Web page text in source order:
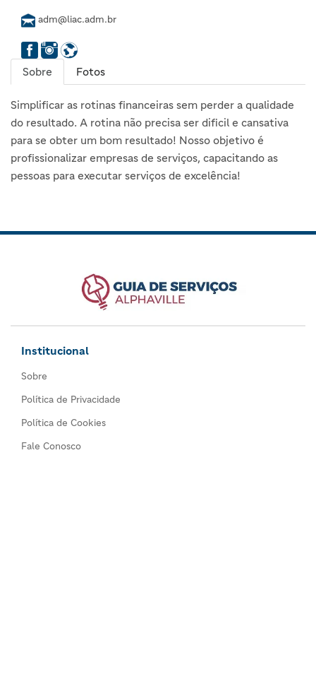
adm@liac.adm.br
Sobre Fotos
Simplificar as rotinas financeiras sem perder a qualidade
do resultado. A rotina não precisa ser dificil e cansativa
para se obter um bom resultado! Nosso objetivo é
profissionalizar empresas de serviços, capacitando as
pessoas para executar serviços de excelência!
Institucional
Sobre
Política de Privacidade
Política de Cookies
Fale Conosco